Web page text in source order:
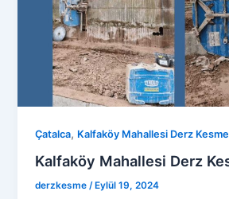
Çatalca, Kalfaköy Mahallesi Derz Kesme
Kalfaköy Mahallesi Derz
derzkesme/ Eylül 19, 2024